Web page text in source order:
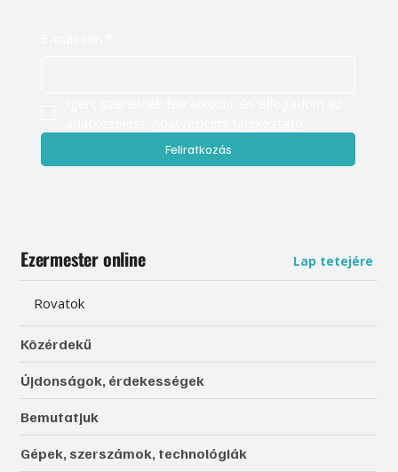
Feliratkozás
Ezermester online Lap tetejére
Rovatok
Közérdekű
Újdonságok, érdekességek
Bemutatjuk
Gépek, szerszámok, technológiák